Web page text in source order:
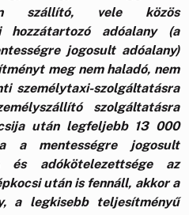
szállító, vele közös
hozzátartozó adóalany (a
jogosult adóalany)
meg nem haladó, nem
személytaxi-szolgáltatásra
szolgáltatásra
után legfeljebb 13 000
a mentességre jogosult
és adókötelezettsége az
után is fennáll, akkor a
a legkisebb teljesítményű